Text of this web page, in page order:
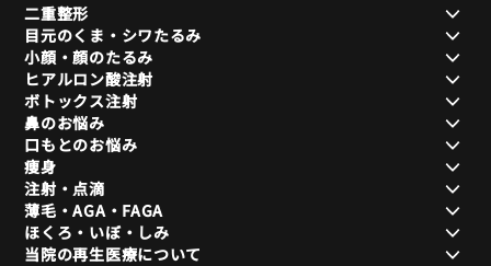
二重整形
目元のくま・シワたるみ
小顔・顔のたるみ
ヒアルロン酸注射
ボトックス注射
鼻のお悩み
口もとのお悩み
痩身
注射・点滴
薄毛・AGA・FAGA
ほくろ・いぼ・しみ
当院の再生医療について